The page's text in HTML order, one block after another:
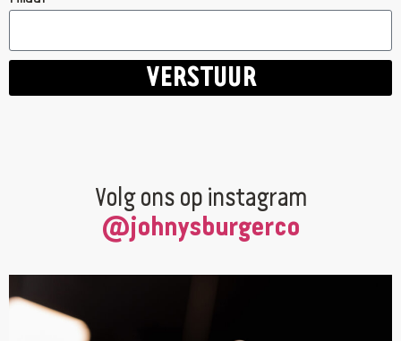
VERSTUUR
Volg ons op instagram
@johnysburgerco